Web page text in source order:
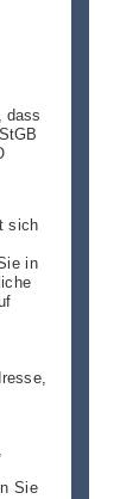
dass
sich
in
Sie